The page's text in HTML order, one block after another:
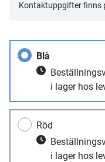
Kontaktuppgifter finns
Blå
i lager hos
Röd
i lager hos